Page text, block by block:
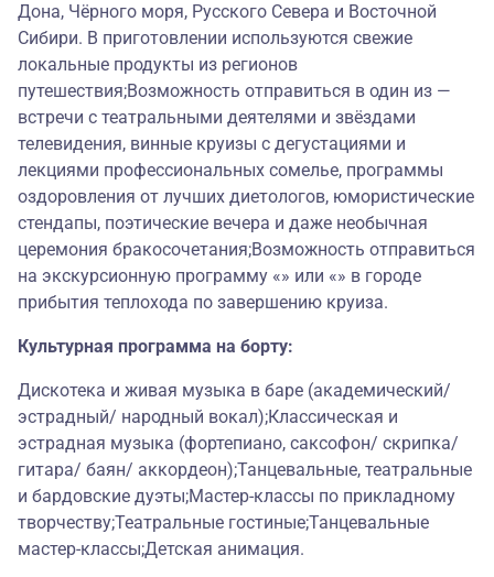
Дона, Чёрного моря, Русского Севера и Восточной
Сибири. В приготовлении используются свежие
локальные продукты из регионов
путешествия;Возможность отправиться в один из —
встречи с театральными деятелями и звёздами
телевидения, винные круизы с дегустациями и
лекциями профессиональных сомелье, программы
оздоровления от лучших диетологов, юмористические
стендапы, поэтические вечера и даже необычная
церемония бракосочетания;Возможность отправиться
на экскурсионную программу «» или «» в городе
прибытия теплохода по завершению круиза.
Культурная программа на борту:
Дискотека и живая музыка в баре (академический/
эстрадный/ народный вокал);Классическая и
эстрадная музыка (фортепиано, саксофон/ скрипка/
гитара/ баян/ аккордеон);Танцевальные, театральные
и бардовские дуэты;Мастер-классы по прикладному
творчеству;Театральные гостиные;Танцевальные
мастер-классы;Детская анимация.